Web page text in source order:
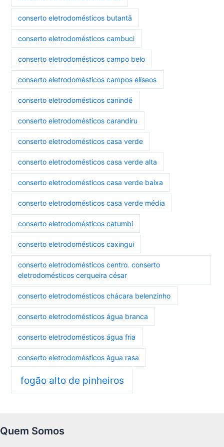
conserto eletrodomésticos butantã
conserto eletrodomésticos cambuci
conserto eletrodomésticos campo belo
conserto eletrodomésticos campos elíseos
conserto eletrodomésticos canindé
conserto eletrodomésticos carandiru
conserto eletrodomésticos casa verde
conserto eletrodomésticos casa verde alta
conserto eletrodomésticos casa verde baixa
conserto eletrodomésticos casa verde média
conserto eletrodomésticos catumbi
conserto eletrodomésticos caxingui
conserto eletrodomésticos centro. conserto
eletrodomésticos cerqueira césar
conserto eletrodomésticos chácara belenzinho
conserto eletrodomésticos água branca
conserto eletrodomésticos água fria
conserto eletrodomésticos água rasa
fogão alto de pinheiros
Quem Somos